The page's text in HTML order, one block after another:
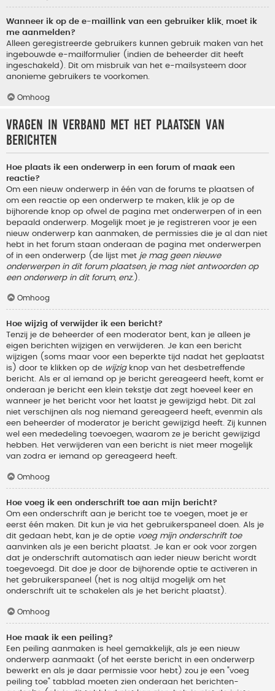
Wanneer ik op de e-maillink van een gebruiker klik, moet ik
me aanmelden?
Alleen geregistreerde gebruikers kunnen gebruik maken van het
ingebouwde e-mailformulier (indien de beheerder dit heeft
ingeschakeld). Dit om misbruik van het e-mailsysteem door
anonieme gebruikers te voorkomen.
Omhoog
Vragen in verband met het plaatsen van
berichten
Hoe plaats ik een onderwerp in een forum of maak een
reactie?
Om een nieuw onderwerp in één van de forums te plaatsen of
om een reactie op een onderwerp te maken, klik je op de
bijhorende knop op ofwel de pagina met onderwerpen of in een
bepaald onderwerp. Mogelijk moet je je registreren voor je een
nieuw onderwerp kan aanmaken, de permissies die je al dan niet
hebt in het forum staan onderaan de pagina met onderwerpen
of in een onderwerp (de lijst met je mag geen nieuwe
onderwerpen in dit forum plaatsen, je mag niet antwoorden op
een onderwerp in dit forum, enz. ).
Omhoog
Hoe wijzig of verwijder ik een bericht?
Tenzij je de beheerder of een moderator bent, kan je alleen je
eigen berichten wijzigen en verwijderen. Je kan een bericht
wijzigen (soms maar voor een beperkte tijd nadat het geplaatst
is) door te klikken op de wijzigknop van het desbetreffende
bericht. Als er al iemand op je bericht gereageerd heeft, komt er
onderaan je bericht een klein tekstje dat zegt hoeveel keer en
wanneer je het bericht voor het laatst je gewijzigd hebt. Dit zal
niet verschijnen als nog niemand gereageerd heeft, evenmin als
een beheerder of moderator je bericht gewijzigd heeft. Zij kunnen
wel een mededeling toevoegen, waarom ze je bericht gewijzigd
hebben. Het verwijderen van een bericht is niet meer mogelijk
van zodra er iemand op gereageerd heeft.
Omhoog
Hoe voeg ik een onderschrift toe aan mijn bericht?
Om een onderschrift aan je bericht toe te voegen, moet je er
eerst één maken. Dit kun je via het gebruikerspaneel doen. Als je
dit gedaan hebt, kan je de optie voeg mijn onderschrift toe
aanvinken als je een bericht plaatst. Je kan er ook voor zorgen
dat je onderschrift automatisch aan ieder nieuw bericht wordt
toegevoegd. Dit doe je door de bijhorende optie te activeren in
het gebruikerspaneel (het is nog altijd mogelijk om het
onderschrift uit te schakelen als je het bericht plaatst).
Omhoog
Hoe maak ik een peiling?
Een peiling aanmaken is heel gemakkelijk, als je een nieuw
onderwerp aanmaakt (of het eerste bericht in een onderwerp
bewerkt en als je daar permissie voor hebt) zou je een "voeg
peiling toe" tabblad moeten zien onderaan het berichten-